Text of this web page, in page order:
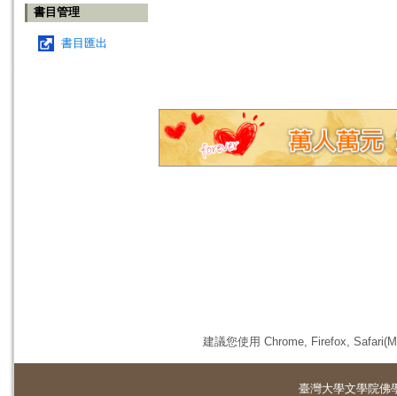
書目管理
書目匯出
建議您使用 Chrome, Firefox,
臺灣大學文學院佛